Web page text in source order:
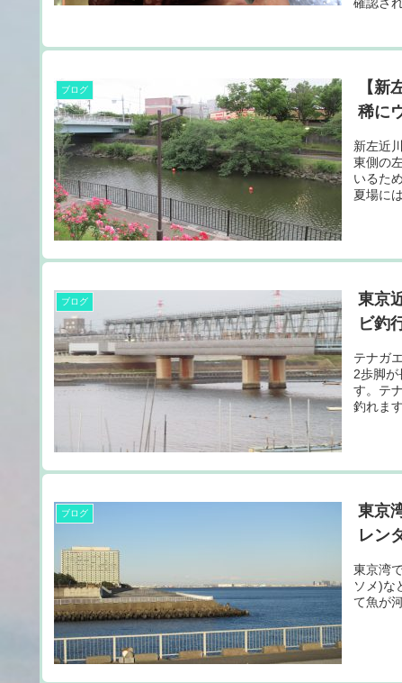
ブログ
【新
稀に
新左近
東側の
いるた
夏場に
ブログ
東京
ビ釣
テナガ
2歩脚
す。テ
釣れま
ブログ
東京
レン
東京湾
ソメ)な
て魚が